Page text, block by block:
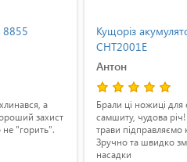
8855
а
захист
"горить".
Кущоріз
CHT2001E
Антон
Брали ці ножиці для
самшиту, чудова
трави підправляємо
Зручно та швидко
насадки